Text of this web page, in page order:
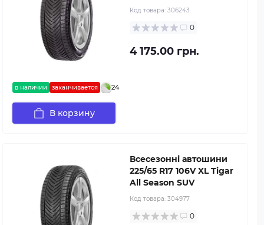
в наличии заканчивается 24
Код товара: 306243
0
4 175.00 грн.
В корзину
Всесезонні автошини
225/65 R17 106V XL Tigar
All Season SUV
Код товара: 304977
0